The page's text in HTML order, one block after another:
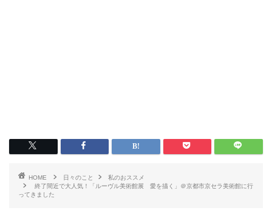
HOME 日々のこと
私のおススメ
終了間近で大人気！「ルーヴル美術館展 愛を描く」＠京都市京セラ美術館に行
ってきました